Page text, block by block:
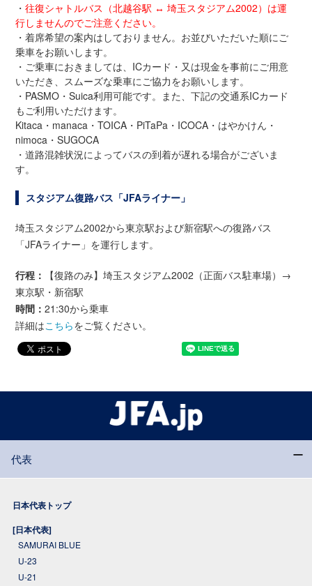
・往復シャトルバス（北越谷駅 ↔ 埼玉スタジアム2002）は運
行しませんのでご注意ください。
・着席希望の案内はしておりません。お並びいただいた順にご
乗車をお願いします。
・ご乗車におきましては、ICカード・又は現金を事前にご用意
いただき、スムーズな乗車にご協力をお願いします。
・PASMO・Suica利用可能です。また、下記の交通系ICカード
もご利用いただけます。
Kitaca・manaca・TOICA・PiTaPa・ICOCA・はやかけん・
nimoca・SUGOCA
・道路混雑状況によってバスの到着が遅れる場合がございま
す。
スタジアム復路バス「JFAライナー」
埼玉スタジアム2002から東京駅および新宿駅への復路バス
「JFAライナー」を運行します。
行程：
【復路のみ】埼玉スタジアム2002（正面バス駐車場）→
東京駅・新宿駅
時間：21:30から乗車
詳細はこちらをご覧ください。
代表
日本代表トップ
[日本代表]
SAMURAI BLUE
U-23
U-21